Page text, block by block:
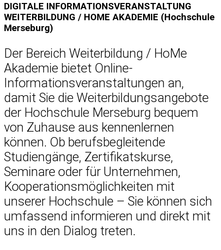
DIGITALE INFORMATIONSVERANSTALTUNG
WEITERBILDUNG / HOME AKADEMIE (Hochschule
Merseburg)
Der Bereich Weiterbildung / HoMe
Akademie bietet Online-
Informationsveranstaltungen an,
damit Sie die Weiterbildungsangebote
der Hochschule Merseburg bequem
von Zuhause aus kennenlernen
können. Ob berufsbegleitende
Studiengänge, Zertifikatskurse,
Seminare oder für Unternehmen,
Kooperationsmöglichkeiten mit
unserer Hochschule – Sie können sich
umfassend informieren und direkt mit
uns in den Dialog treten.